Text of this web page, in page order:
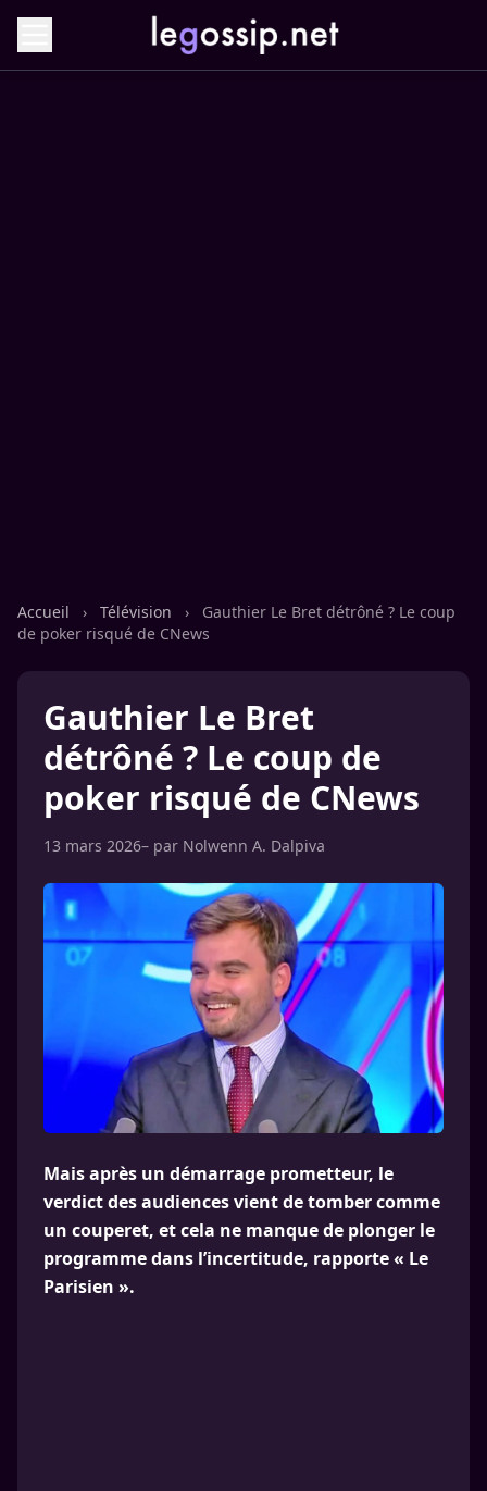
Accueil › Télévision ›
Gauthier Le Bret détrôné ? Le coup
de poker risqué de CNews
Gauthier Le Bret
détrôné ? Le coup de
poker risqué de CNews
13 mars 2026– par Nolwenn A. Dalpiva
Mais après un démarrage prometteur, le
verdict des audiences vient de tomber comme
un couperet, et cela ne manque de plonger le
programme dans l’incertitude, rapporte « Le
Parisien ».